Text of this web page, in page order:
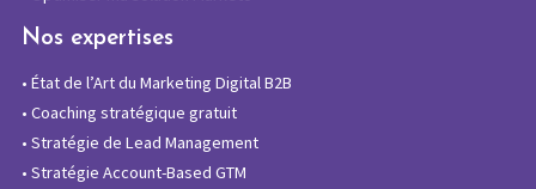
Nos expertises
• État de l’Art du Marketing Digital B2B
• Coaching stratégique gratuit
• Stratégie de Lead Management
• Stratégie Account-Based GTM